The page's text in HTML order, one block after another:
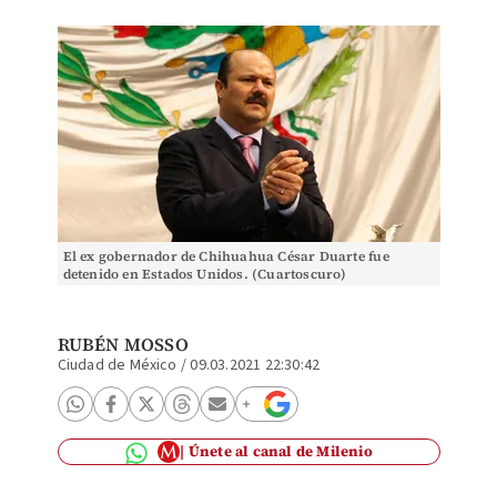
El ex gobernador de Chihuahua César Duarte fue
detenido en Estados Unidos. (Cuartoscuro)
RUBÉN MOSSO
Ciudad de México /09.03.2021 22:30:42
Únete al canal de Milenio